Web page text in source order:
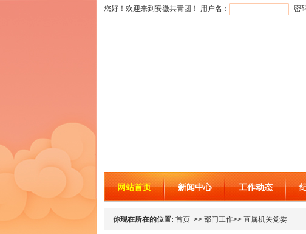
您好！欢迎来到安徽共青团！ 用户名： 密
网站首页 新闻中心 工作动态
你现在所在的位置: 首页 >> 部门工作>> 直属机关党委